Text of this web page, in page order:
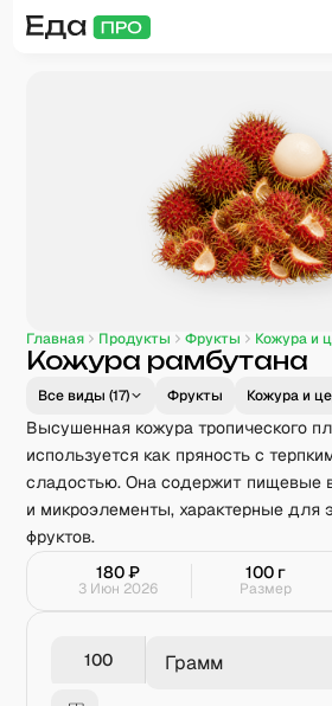
Главная Продукты Фрукты Кожура и
Кожура рамбутана
Все виды (17) Фрукты Кожура и
Высушенная кожура тропического
используется как пряность с
сладостью. Она содержит пищевые
и микроэлементы, характерные для
фруктов.
180₽
3 Июн 2026
100 г
Размер
Грамм